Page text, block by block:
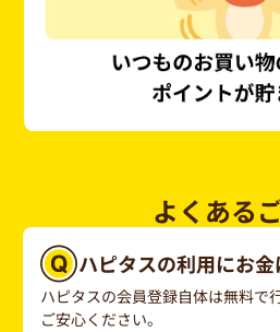
よくある
ハピタスの利用にお金
ハピタスの会員登録自体は無料で
ご安心ください。